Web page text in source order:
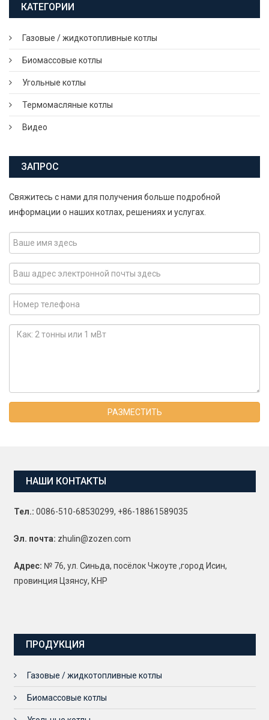
КАТЕГОРИИ
Газовые / жидкотопливные котлы
Биомассовые котлы
Угольные котлы
Термомасляные котлы
Видео
ЗАПРОС
Свяжитесь с нами для получения больше подробной
информации о наших котлах, решениях и услугах.
РАЗМЕСТИТЬ
НАШИ КОНТАКТЫ
Тел.: 0086-510-68530299, +86-18861589035
Эл. почта: zhulin@zozen.com
Адрес: № 76, ул. Синьда, посёлок Чжоуте ,город Исин,
провинция Цзянсу, КНР
ПРОДУКЦИЯ
Газовые / жидкотопливные котлы
Биомассовые котлы